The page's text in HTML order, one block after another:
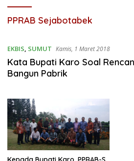
PPRAB Sejabotabek
EKBIS, SUMUT Kamis, 1 Maret 2018
Kata Bupati Karo Soal
Bangun Pabrik